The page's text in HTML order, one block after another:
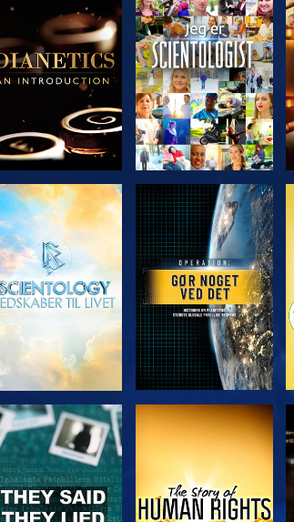
UDFORSK SERIEN UDFORSK SERIEN
SE UDFORSK SERIEN
SE